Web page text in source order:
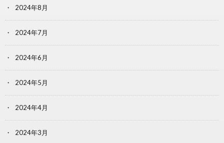
2024年8月
2024年7月
2024年6月
2024年5月
2024年4月
2024年3月